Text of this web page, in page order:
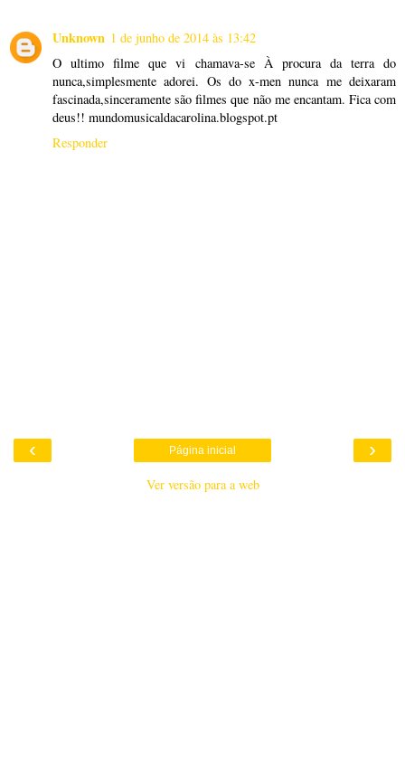
Unknown 1 de junho de 2014 às 13:42
O ultimo filme que vi chamava-se À procura da terra do
nunca,simplesmente adorei. Os do x-men nunca me deixaram
fascinada,sinceramente são filmes que não me encantam. Fica com
deus!! mundomusicaldacarolina.blogspot.pt
Responder
‹ ›
Página inicial
Ver versão para a web